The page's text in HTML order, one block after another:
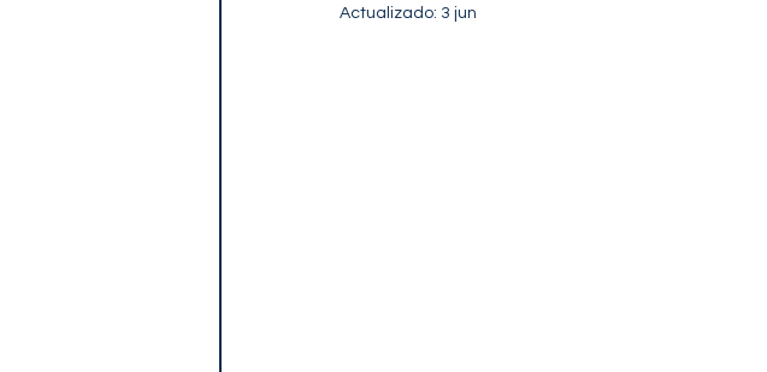
Actualizado: 3 jun